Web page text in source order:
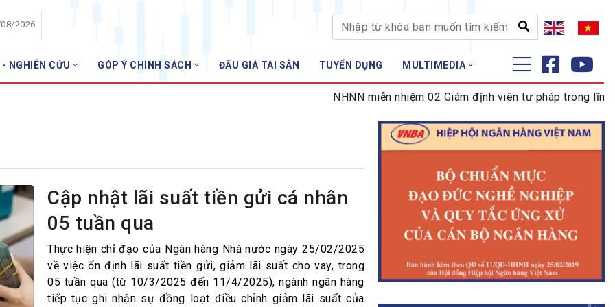
2026
NGHIÊN CỨU GÓP Ý CHÍNH SÁCH ĐẤU GIÁ TÀI SẢN TUYỂN DỤNG MULTIMEDIA
hàng
Tập huấn
NHNN miễn nhiệm 02 Giám định viên tư pháp trong lĩnh vực
Cập nhật lãi suất tiền gửi cá nhân
05 tuần qua
Thực hiện chỉ đạo của Ngân hàng Nhà nước ngày 25/02/2025
về việc ổn định lãi suất tiền gửi, giảm lãi suất cho vay, trong
05 tuần qua (từ 10/3/2025 đến 11/4/2025), ngành ngân hàng
tiếp tục ghi nhận sự đồng loạt điều chỉnh giảm lãi suất của